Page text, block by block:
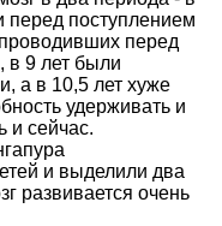
перед поступлением
перед
в 9 лет были
а в 10,5 лет хуже
удерживать и
и сейчас.
и выделили два
развивается очень